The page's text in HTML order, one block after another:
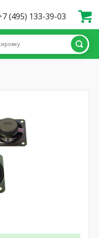
(495) 133-39-03